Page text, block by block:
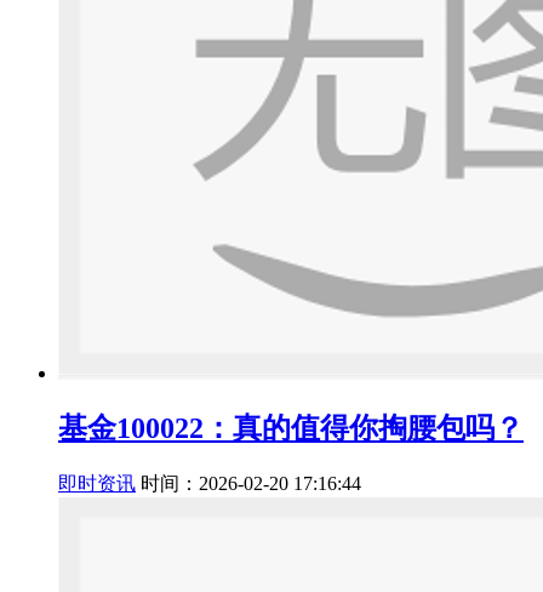
基金100022：真的值得你掏腰包吗？
即时资讯 时间：2026-02-20 17:16:44